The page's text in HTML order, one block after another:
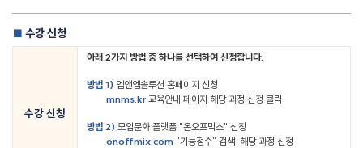
■ 수강 신청
수강 신청
아래 2가지 방법 중 하나를 선택하여 신청합니다.
방법 1) 엠앤엠솔루션 홈페이지 신청
mnms.kr 교육안내 페이지 해당 과정 신청 클릭
방법 2) 모임문화 플랫폼 "온오프믹스" 신청
onoffmix.com "기능점수" 검색 해당 과정 신청